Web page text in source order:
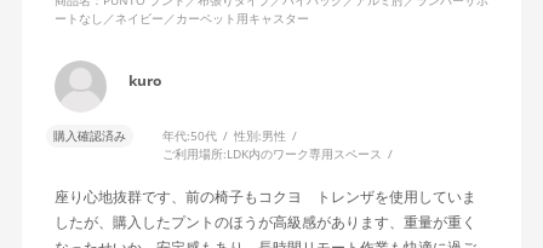
ートなし／ネイビー／カーペット用キャスター
kuro
購入確認済み 年代:50代 性別:男性
ご利用場所:LDK内のワーク専用スペース
座り心地抜群です、前の椅子もコクヨ トレンザを使用していま
したが、購入したプントのほうが高級感があります、重量が重く